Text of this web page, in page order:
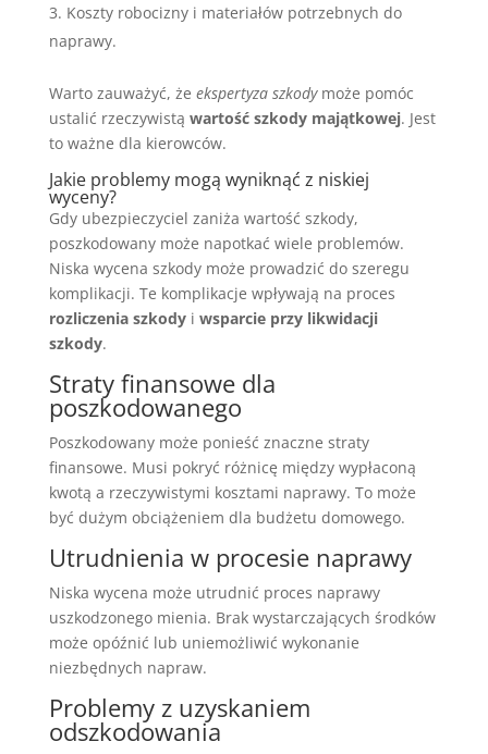
Koszty robocizny i materiałów potrzebnych do
naprawy.
Warto zauważyć, że ekspertyza szkodymoże pomóc
ustalić rzeczywistą wartość szkody majątkowej. Jest
to ważne dla kierowców.
Jakie problemy mogą wyniknąć z niskiej
wyceny?
Gdy ubezpieczyciel zaniża wartość szkody,
poszkodowany może napotkać wiele problemów.
Niska wycena szkody może prowadzić do szeregu
komplikacji. Te komplikacje wpływają na proces
rozliczenia szkodyi wsparcie przy likwidacji
szkody.
Straty finansowe dla
poszkodowanego
Poszkodowany może ponieść znaczne straty
finansowe. Musi pokryć różnicę między wypłaconą
kwotą a rzeczywistymi kosztami naprawy. To może
być dużym obciążeniem dla budżetu domowego.
Utrudnienia w procesie naprawy
Niska wycena może utrudnić proces naprawy
uszkodzonego mienia. Brak wystarczających środków
może opóźnić lub uniemożliwić wykonanie
niezbędnych napraw.
Problemy z uzyskaniem
odszkodowania